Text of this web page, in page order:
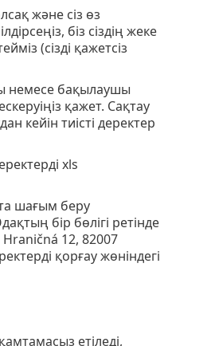
және сіз өз
біз сіздің жеке
(сізді қажетсіз
немесе бақылаушы
қажет. Сақтау
кейін тиісті деректер
xls
шағым беру
бір бөлігі ретінде
Hraničná 12, 82007
қорғау жөнiндегi
етіледі,